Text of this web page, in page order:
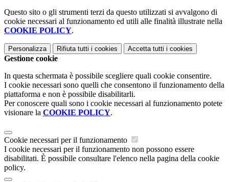
Questo sito o gli strumenti terzi da questo utilizzati si avvalgono di
cookie necessari al funzionamento ed utili alle finalità illustrate nella
COOKIE POLICY.
Personalizza Rifiuta tutti i cookies Accetta tutti i cookies
Gestione cookie
In questa schermata è possibile scegliere quali cookie consentire.
I cookie necessari sono quelli che consentono il funzionamento della
piattaforma e non è possibile disabilitarli.
Per conoscere quali sono i cookie necessari al funzionamento potete
visionare la COOKIE POLICY.
Cookie necessari per il funzionamento
I cookie necessari per il funzionamento non possono essere
disabilitati. È possibile consultare l'elenco nella pagina della cookie
policy.